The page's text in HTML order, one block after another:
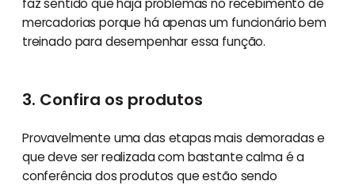
faz sentido que haja problemas no recebimento de
mercadorias porque há apenas um funcionário bem
treinado para desempenhar essa função.
3. Confira os produtos
Provavelmente uma das etapas mais demoradas e
que deve ser realizada com bastante calma é a
conferência dos produtos que estão sendo